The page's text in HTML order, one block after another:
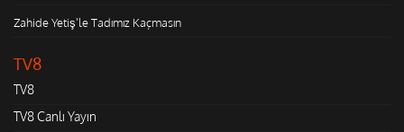
Zahide Yetiş'le Tadımız Kaçmasın
TV8
TV8
TV8 Canlı Yayın